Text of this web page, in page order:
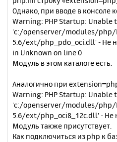
Однако, при вводе в консоле
Warning: PHP Startup:
'c:/openserver/modules/php/
5.6/ext/php_pdo_oci.dll' - Не
in Unknown on line 0
Модуль в этом каталоге есть.
Аналогично при
Warning: PHP Startup:
'c:/openserver/modules/php/
5.6/ext/php_oci8_12c.dll' - Не
Модуль также присутствует.
Как подключиться из php к